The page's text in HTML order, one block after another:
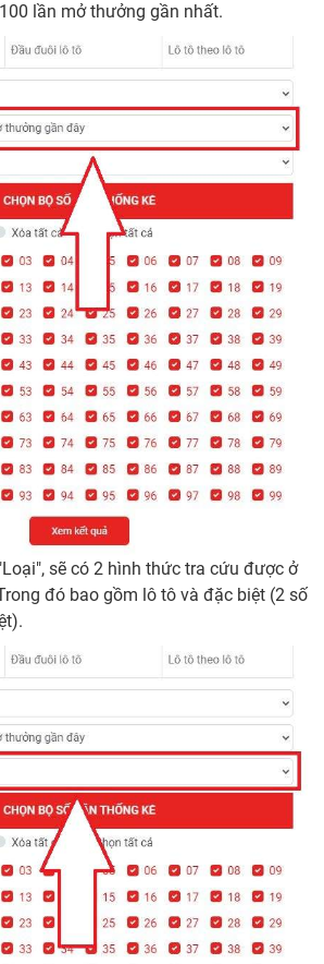
lần mở thưởng gần nhất.
sẽ có 2 hình thức tra cứu được ở
đó bao gồm lô tô và đặc biệt (2 số